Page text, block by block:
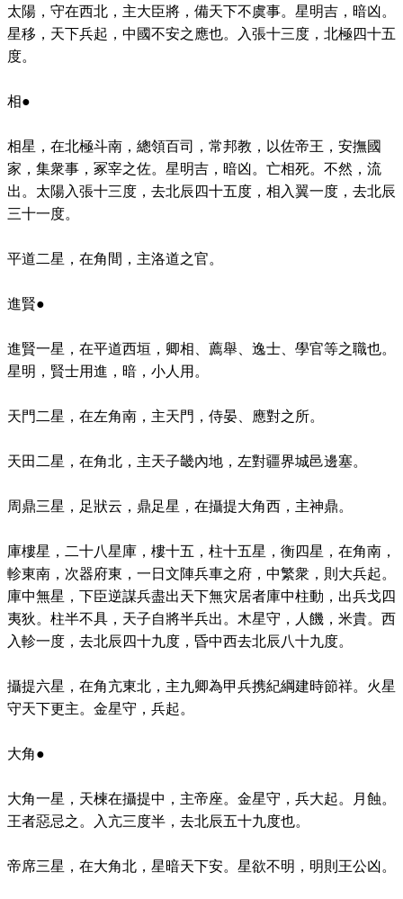
太陽，守在西北，主大臣將，備天下不虞事。星明吉，暗凶。
星移，天下兵起，中國不安之應也。入張十三度，北極四十五
度。
相●
相星，在北極斗南，總領百司，常邦教，以佐帝王，安撫國
家，集衆事，冢宰之佐。星明吉，暗凶。亡相死。不然，流
出。太陽入張十三度，去北辰四十五度，相入翼一度，去北辰
三十一度。
平道二星，在角間，主洛道之官。
進賢●
進賢一星，在平道西垣，卿相、薦舉、逸士、學官等之職也。
星明，賢士用進，暗，小人用。
天門二星，在左角南，主天門，侍晏、應對之所。
天田二星，在角北，主天子畿內地，左對疆界城邑邊塞。
周鼎三星，足狀云，鼎足星，在攝提大角西，主神鼎。
庫樓星，二十八星庫，樓十五，柱十五星，衡四星，在角南，
軫東南，次器府東，一日文陣兵車之府，中繁衆，則大兵起。
庫中無星，下臣逆謀兵盡出天下無灾居者庫中柱動，出兵戈四
夷狄。柱半不具，天子自將半兵出。木星守，人饑，米貴。西
入軫一度，去北辰四十九度，昏中西去北辰八十九度。
攝提六星，在角亢東北，主九卿為甲兵携紀綱建時節祥。火星
守天下更主。金星守，兵起。
大角●
大角一星，天楝在攝提中，主帝座。金星守，兵大起。月蝕。
王者惡忌之。入亢三度半，去北辰五十九度也。
帝席三星，在大角北，星暗天下安。星欲不明，明則王公凶。